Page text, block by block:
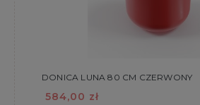
DONICA LUNA 80 CM CZERWONY
584,00 zł